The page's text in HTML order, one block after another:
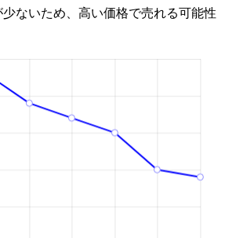
ないため、高い価格で売れる可能性